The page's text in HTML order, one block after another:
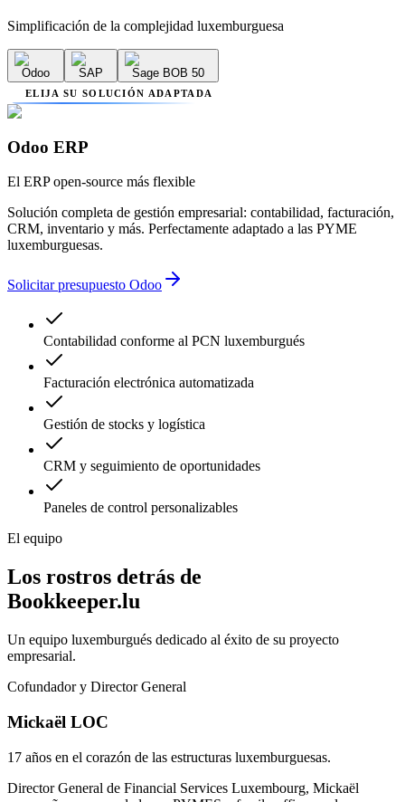
Simplificación de la complejidad luxemburguesa
Odoo SAP Sage BOB 50
ELIJA SU SOLUCIÓN ADAPTADA
Odoo ERP
El ERP open-source más flexible
Solución completa de gestión empresarial: contabilidad, facturación,
CRM, inventario y más. Perfectamente adaptado a las PYME
luxemburguesas.
Solicitar presupuesto Odoo
Contabilidad conforme al PCN luxemburgués
Facturación electrónica automatizada
Gestión de stocks y logística
CRM y seguimiento de oportunidades
Paneles de control personalizables
El equipo
Los rostros detrás de
Bookkeeper.lu
Un equipo luxemburgués dedicado al éxito de su proyecto
empresarial.
Cofundador y Director General
Mickaël LOC
17 años en el corazón de las estructuras luxemburguesas.
Director General de Financial Services Luxembourg, Mickaël